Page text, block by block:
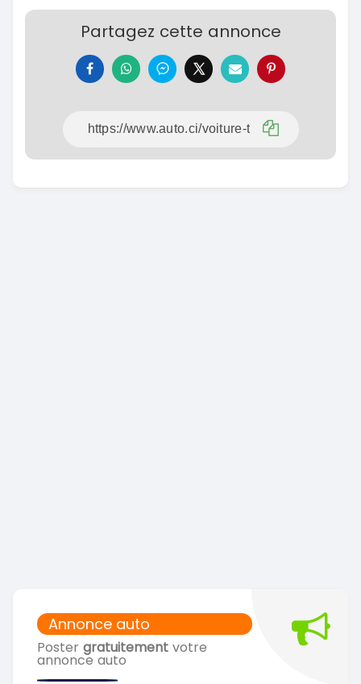
Annonce auto
Poster gratuitement votre
annonce auto
Partagez cette annonce